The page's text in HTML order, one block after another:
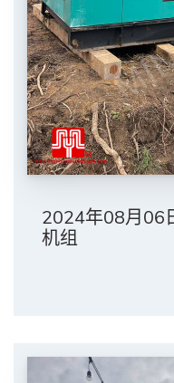
2024年08月06
机组